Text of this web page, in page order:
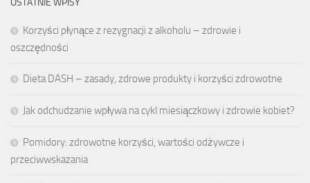
OSTATNIE WPISY
Korzyści płynące z rezygnacji z alkoholu – zdrowie i
oszczędności
Dieta DASH – zasady, zdrowe produkty i korzyści zdrowotne
Jak odchudzanie wpływa na cykl miesiączkowy i zdrowie kobiet?
Pomidory: zdrowotne korzyści, wartości odżywcze i
przeciwwskazania